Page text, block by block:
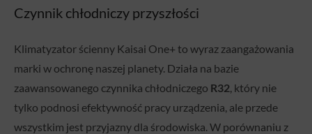
Czynnik chłodniczy przyszłości
Klimatyzator ścienny Kaisai One+ to wyraz zaangażowania
marki w ochronę naszej planety. Działa na bazie
zaawansowanego czynnika chłodniczego R32 , który nie
tylko podnosi efektywność pracy urządzenia, ale przede
wszystkim jest przyjazny dla środowiska. W porównaniu z